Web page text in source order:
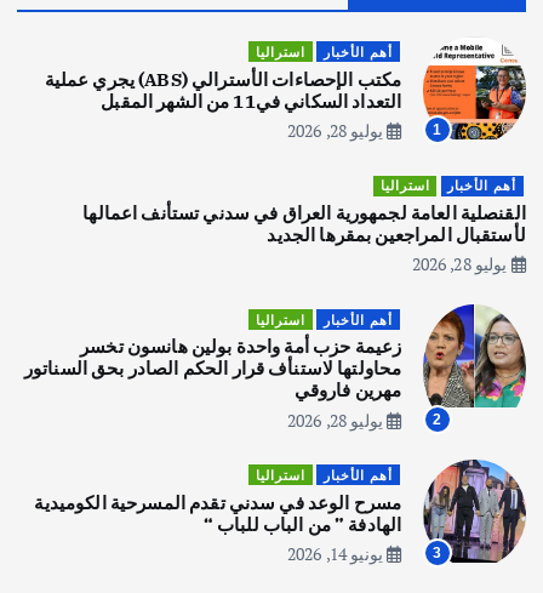
2
اصبح بطلاً لأستراليا بلعبة كمال الاجسام
يوليو 30, 2026
3
يوليو 30, 2026
4
المقبل
يوليو 28, 2026
أهم الأخبار ثقافة وفنون
انطلاق ورشة التمثيل في مدينة كلباء الاماراتية
أغسطس 5, 2026
1
أهم الأخبار استراليا
مكتب الإحصاءات الأسترالي (ABS) يجري عملية
التعداد السكاني في11 من الشهر المقبل
يوليو 28, 2026
أهم الأخبار استراليا
القنصلية العامة لجمهورية العراق في سدني تستأنف اعمالها
لأستقبال المراجعين بمقرها الجديد
يوليو 28, 2026
2
أهم الأخبار استراليا
زعيمة حزب أمة واحدة بولين هانسون تخسر
محاولتها لاستنأف قرار الحكم الصادر بحق السناتور
مهرين فاروقي
يوليو 28, 2026
3
أهم الأخبار استراليا
مسرح الوعد في سدني تقدم المسرحية الكوميدية
الهادفة ” من الباب للباب “
يونيو 14, 2026